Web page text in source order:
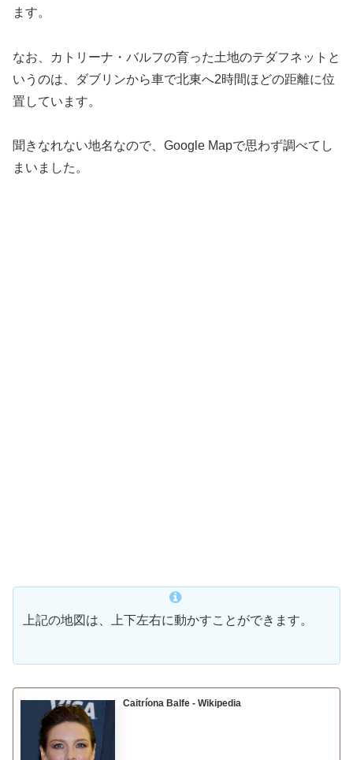
ます。
なお、カトリーナ・バルフの育った土地のテダフネットと
いうのは、ダブリンから車で北東へ2時間ほどの距離に位
置しています。
聞きなれない地名なので、Google Mapで思わず調べてし
まいました。
上記の地図は、上下左右に動かすことができます。
Caitríona Balfe - Wikipedia